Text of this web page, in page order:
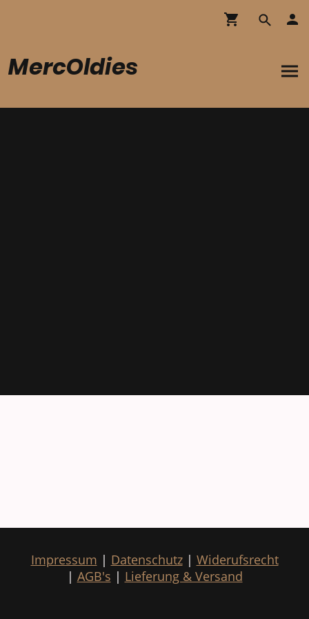
MercOldies
Impressum | Datenschutz| Widerufsrecht
| AGB's | Lieferung & Versand